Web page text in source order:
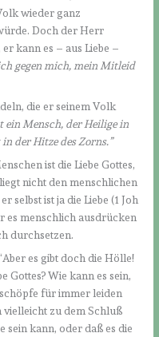
wieder ganz
Doch der Herr
kann es – aus Liebe –
gegen mich, mein Mitleid
die er seinem Volk
Mensch, der Heilige in
der Hitze des Zorns.”
ist die Liebe Gottes,
nicht den menschlichen
selbst ist ja die Liebe (1 Joh
es menschlich ausdrücken
durchsetzen.
es gibt doch die Hölle!
Gottes? Wie kann es sein,
für immer leiden
vielleicht zu dem Schluß
sein kann, oder daß es die